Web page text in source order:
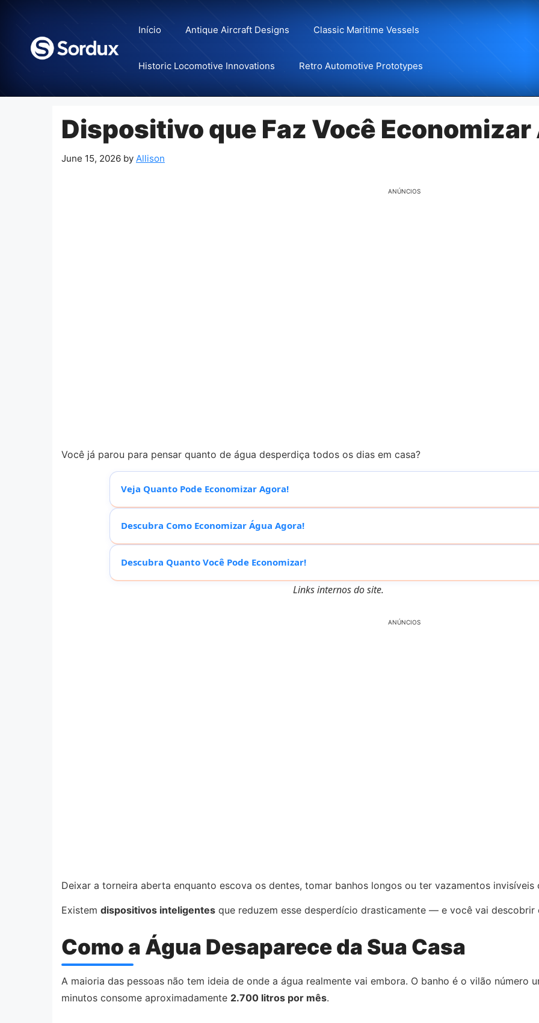
content
Início Antique Aircraft Designs Classic Maritime Vessels
Historic Locomotive Innovations Retro Automotive Prototypes
Dispositivo que Faz Você Economizar
June 15, 2026 by Allison
ANÚNCIOS
Você já parou para pensar quanto de água desperdiça todos os dias em casa?
Veja Quanto Pode Economizar Agora!
Descubra Como Economizar Água Agora!
Descubra Quanto Você Pode Economizar!
Links internos do site.
ANÚNCIOS
Deixar a torneira aberta enquanto escova os dentes, tomar banhos longos ou ter vazamentos
Existem dispositivos inteligentes que reduzem esse desperdício drasticamente — e você vai descobrir
Como a Água Desaparece da Sua Casa
A maioria das pessoas não tem ideia de onde a água realmente vai embora. O banho é o vilão número
minutos consome aproximadamente 2.700 litros por mês.